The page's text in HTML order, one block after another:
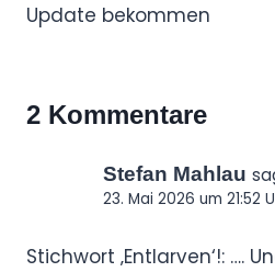
Update bekommen
2 Kommentare
Stefan Mahlau
23. Mai 2026 um 21:52
Stichwort ‚Entlarven‘!: ….